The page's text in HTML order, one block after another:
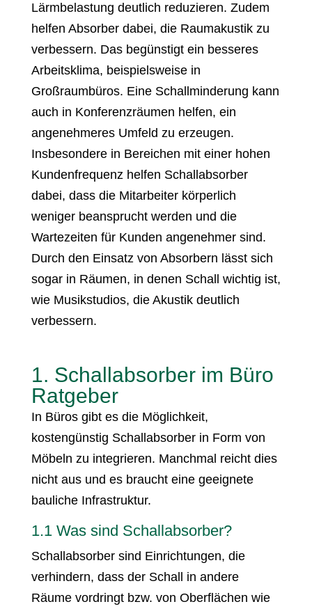
Lärmbelastung deutlich reduzieren. Zudem
helfen Absorber dabei, die Raumakustik zu
verbessern. Das begünstigt ein besseres
Arbeitsklima, beispielsweise in
Großraumbüros. Eine Schallminderung kann
auch in Konferenzräumen helfen, ein
angenehmeres Umfeld zu erzeugen.
Insbesondere in Bereichen mit einer hohen
Kundenfrequenz helfen Schallabsorber
dabei, dass die Mitarbeiter körperlich
weniger beansprucht werden und die
Wartezeiten für Kunden angenehmer sind.
Durch den Einsatz von Absorbern lässt sich
sogar in Räumen, in denen Schall wichtig ist,
wie Musikstudios, die Akustik deutlich
verbessern.
1. Schallabsorber im Büro
Ratgeber
In Büros gibt es die Möglichkeit,
kostengünstig Schallabsorber in Form von
Möbeln zu integrieren. Manchmal reicht dies
nicht aus und es braucht eine geeignete
bauliche Infrastruktur.
1.1 Was sind Schallabsorber?
Schallabsorber sind Einrichtungen, die
verhindern, dass der Schall in andere
Räume vordringt bzw. von Oberflächen wie